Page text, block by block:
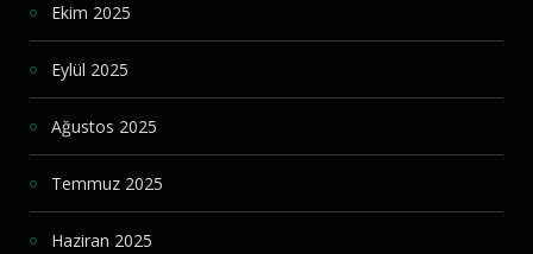
Ekim 2025
Eylül 2025
Ağustos 2025
Temmuz 2025
Haziran 2025